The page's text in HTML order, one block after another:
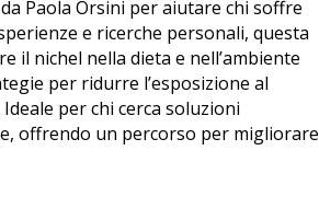
Paola Orsini per aiutare chi soffre
e ricerche personali, questa
il nichel nella dieta e nell’ambiente
per ridurre l’esposizione al
per chi cerca soluzioni
offrendo un percorso per migliorare